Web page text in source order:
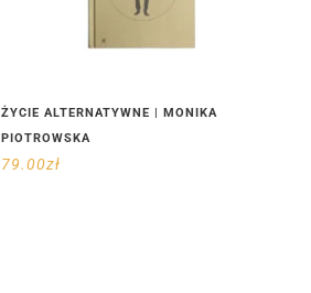
ŻYCIE ALTERNATYWNE | MONIKA
PIOTROWSKA
79.00zł